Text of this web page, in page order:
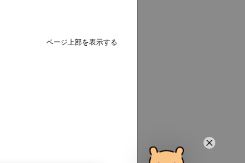
ページ上部を表示する